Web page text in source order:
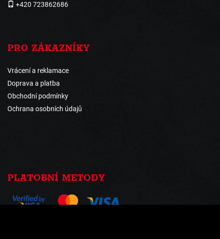
+420 723862686
PRO ZÁKAZNÍKY
Vrácení a reklamace
Doprava a platba
Obchodní podmínky
Ochrana osobních údajů
PLATOBNÍ METODY